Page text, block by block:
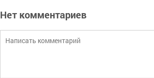
Нет комментариев